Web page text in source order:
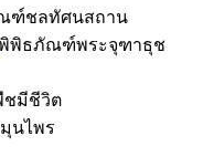
ฑ์ชลทัศนสถาน
พิธภัณฑ์พระจุฑาธุช
มีชีวิต
นไพร